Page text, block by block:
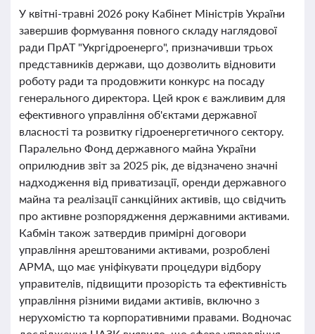
У квітні-травні 2026 року Кабінет Міністрів України
завершив формування повного складу наглядової
ради ПрАТ "Укргідроенерго", призначивши трьох
представників держави, що дозволить відновити
роботу ради та продовжити конкурс на посаду
генерального директора. Цей крок є важливим для
ефективного управління об'єктами державної
власності та розвитку гідроенергетичного сектору.
Паралельно Фонд державного майна України
оприлюднив звіт за 2025 рік, де відзначено значні
надходження від приватизації, оренди державного
майна та реалізації санкційних активів, що свідчить
про активне розпорядження державними активами.
Кабмін також затвердив примірні договори
управління арештованими активами, розроблені
АРМА, що має уніфікувати процедури відбору
управителів, підвищити прозорість та ефективність
управління різними видами активів, включно з
нерухомістю та корпоративними правами. Водночас